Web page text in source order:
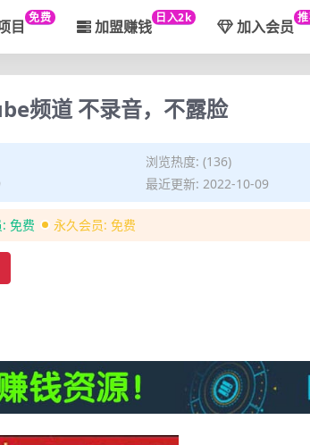
目 免费 加盟赚钱 日入2k 加入会员
频道 不录音，不露脸
浏览热度: (136)
最近更新: 2022-10-09
免费 永久会员: 免费